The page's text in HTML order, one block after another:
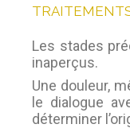
Les stades
inaperçus.
Une douleur,
le dialogue
déterminer